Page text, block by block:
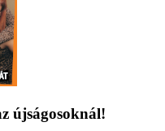
újságosoknál!